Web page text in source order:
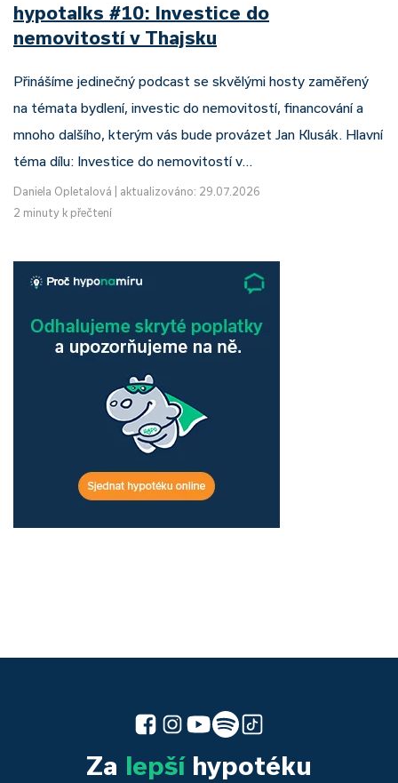
hypotalks #10: Investice do
nemovitostí v Thajsku
Přinášíme jedinečný podcast se skvělými hosty zaměřený
na témata bydlení, investic do nemovitostí, financování a
mnoho dalšího, kterým vás bude provázet Jan Klusák. Hlavní
téma dílu: Investice do nemovitostí v…
Daniela Opletalová
aktualizováno: 29.07.2026
2 minuty k přečtení
Za lepšíhypotéku